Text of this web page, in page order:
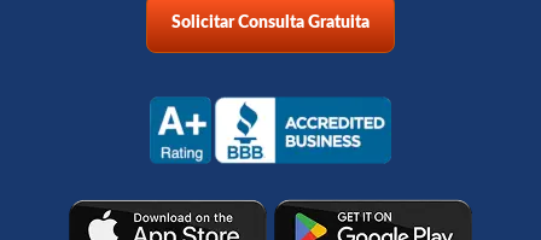
Solicitar Consulta Gratuita